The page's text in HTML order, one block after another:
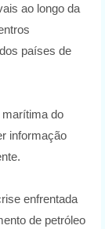
ao longo da
países de
marítima do
informação
enfrentada
de petróleo